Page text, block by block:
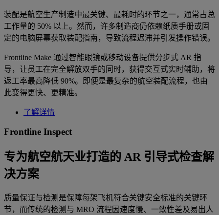
装配是航空生产制造中最关键、最耗时的环节之一，通常占总
工作量的 50% 以上。然而，许多制造商仍依赖纸质手册或固
定的电脑屏幕获取装配指南，导致流程迟滞并引发操作错误。
Frontline Make 通过智能眼镜或移动设备提供分步式 AR 指
导，让员工在完全解放双手的同时，获得交互式实时辅助，将
返工率最高降低 90%。即便是最复杂的航空装配流程，也由
此变得更快、更精准。
了解详情
Frontline Inspect
专为航空航天业打造的 AR 引导式检查解
决方案
质量保证与检测是保障每架飞机符合关键安全标准的关键环
节，而传统的检测与 MRO 流程因速度慢、一致性差及易出人